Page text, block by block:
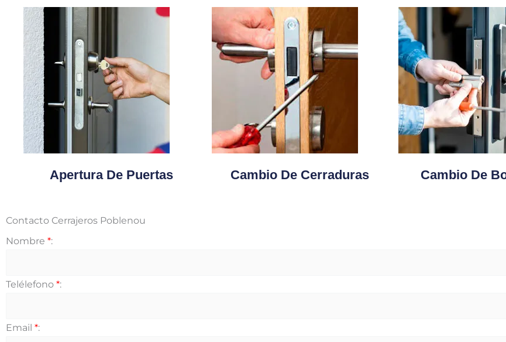
Apertura De Puertas Cambio De Cerraduras Cambio De
Contacto Cerrajeros Poblenou
Nombre *:
Telélefono *:
Email *: